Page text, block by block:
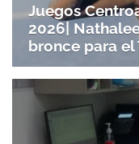
Juegos
2026|
bronce para el